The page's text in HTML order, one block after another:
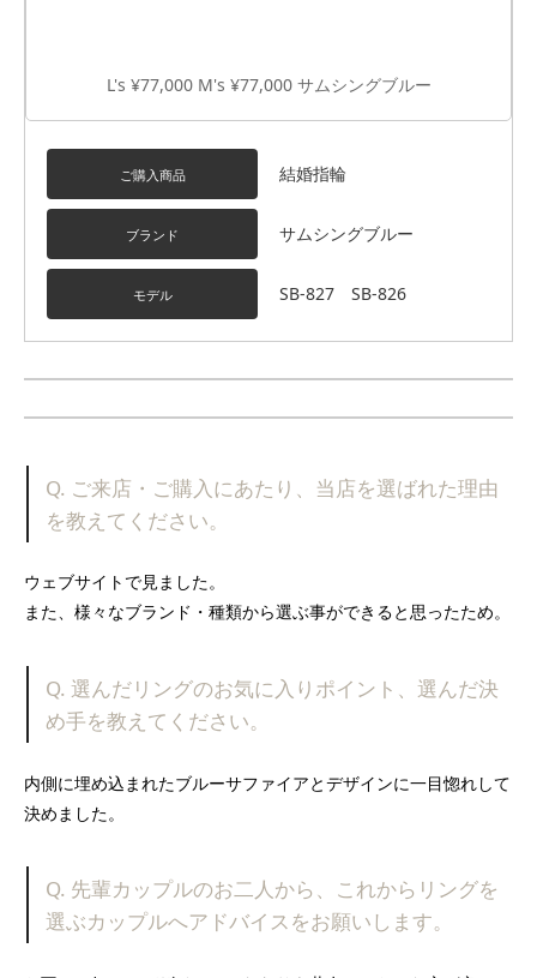
L's ¥77,000 M's ¥77,000 サムシングブルー
ご購入商品 結婚指輪
ブランド サムシングブルー
モデル SB-827 SB-826
Q. ご来店・ご購入にあたり、当店を選ばれた理由
を教えてください。
ウェブサイトで見ました。
また、様々なブランド・種類から選ぶ事ができると思ったため。
Q. 選んだリングのお気に入りポイント、選んだ決
め手を教えてください。
内側に埋め込まれたブルーサファイアとデザインに一目惚れして
決めました。
Q. 先輩カップルのお二人から、これからリングを
選ぶカップルへアドバイスをお願いします。